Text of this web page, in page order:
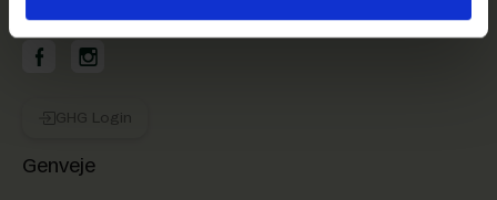
GHG på Facebook
GHG på Instagram
GHG Login
Genveje